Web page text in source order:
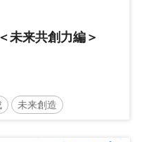
未来共創力編＞
未来創造